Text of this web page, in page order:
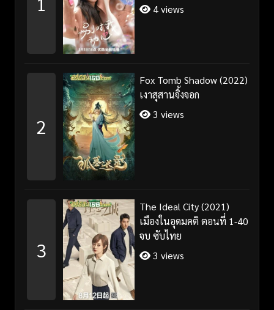
4 views
2
Fox Tomb Shadow (2022)
เงาสุสานจิ้งจอก
3 views
3
The Ideal City (2021)
เมืองในอุดมคติ ตอนที่ 1-40
จบ ซับไทย
3 views